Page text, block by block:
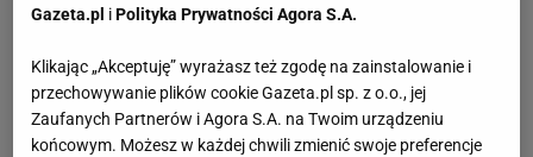
Gazeta.pl iPolityka Prywatności Agora S.A.
Klikając „Akceptuję” wyrażasz też zgodę na zainstalowanie i
przechowywanie plików cookie Gazeta.pl sp. z o.o., jej
Zaufanych Partnerów i Agora S.A. na Twoim urządzeniu
końcowym. Możesz w każdej chwili zmienić swoje preferencje